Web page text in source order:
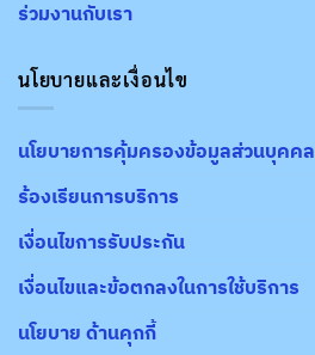
ร่วมงานกับเรา
นโยบายและเงื่อนไข
นโยบายการคุ้มครองข้อมูลส่วนบุคคล
ร้องเรียนการบริการ
เงื่อนไขการรับประกัน
เงื่อนไขและข้อตกลงในการใช้บริการ
นโยบาย ด้านคุกกี้